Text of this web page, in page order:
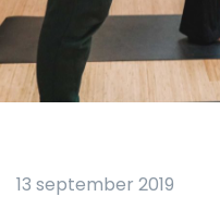
13 september 2019